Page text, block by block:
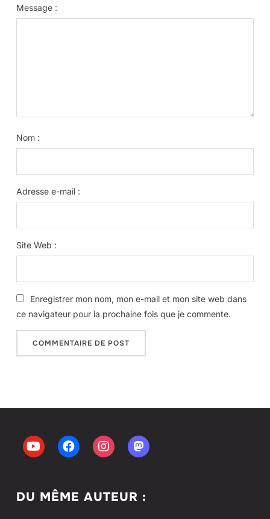
Message :
Nom :
Adresse e-mail :
Site Web :
Enregistrer mon nom, mon e-mail et mon site web dans
ce navigateur pour la prochaine fois que je commente.
DU MÊME AUTEUR :